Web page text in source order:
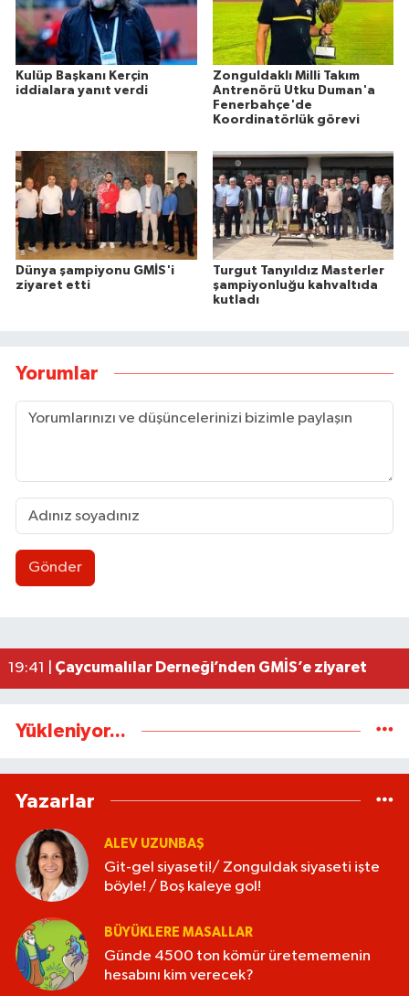
Kulüp Başkanı Kerçin
iddialara yanıt verdi
Zonguldaklı Milli Takım
Antrenörü Utku Duman'a
Fenerbahçe'de
Koordinatörlük görevi
Dünya şampiyonu GMİS'i
ziyaret etti
Turgut Tanyıldız Masterler
şampiyonluğu kahvaltıda
kutladı
Yorumlar
Gönder
00:06 |Milletvekili Bozkurt, Kandilli’nin projelerini
19:41 | Çaycumalılar Derneği’nden GMİS’e ziyaret
Yükleniyor...
Yazarlar
ALEV UZUNBAŞ
Git-gel siyaseti!/ Zonguldak siyaseti işte
böyle! / Boş kaleye gol!
BÜYÜKLERE MASALLAR
Günde 4500 ton kömür üretememenin
hesabını kim verecek?